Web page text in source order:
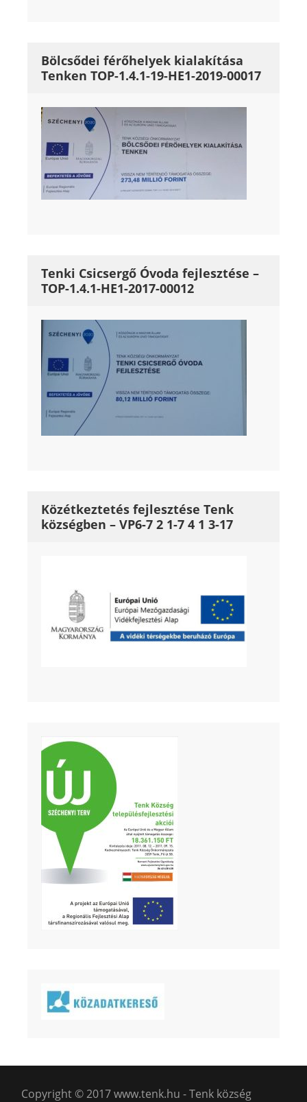
Bölcsődei férőhelyek kialakítása
Tenken TOP-1.4.1-19-HE1-2019-00017
Tenki Csicsergő Óvoda fejlesztése –
TOP-1.4.1-HE1-2017-00012
Közétkeztetés fejlesztése Tenk
községben – VP6-7 2 1-7 4 1 3-17
Copyright © 2017 www.tenk.hu - Tenk község